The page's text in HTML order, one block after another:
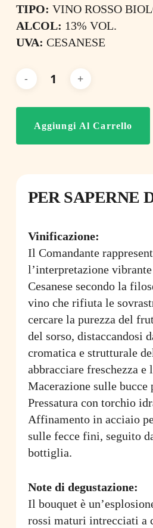
TIPO: VINO ROSSO
ALCOL: 13% VOL.
UVA: CESANESE
Aggiungi Al Carrello
PER SAPERNE
Vinificazione:
Il Comandante
l’interpretazione
Cesanese secondo la
vino che rifiuta le
cercare la purezza del
del sorso, distaccandosi
cromatica e strutturale
abbracciare freschezza e
Macerazione sulle
Pressatura con torchio
Affinamento in acciaio
sulle fecce fini, seguito
bottiglia.
Note di degustazione:
Il bouquet è
rossi maturi intrecciati a